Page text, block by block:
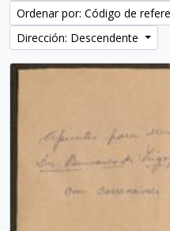
Ordenar por: Código de
Dirección: Descendente